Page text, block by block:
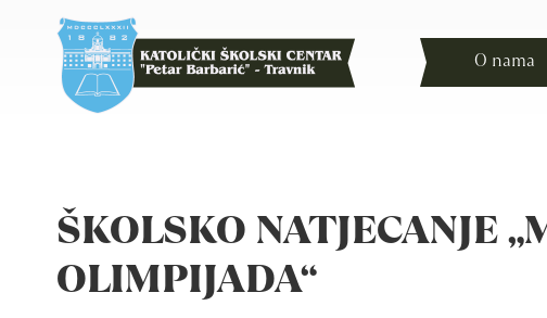
O nama
ŠKOLSKO NATJECANJE
OLIMPIJADA“